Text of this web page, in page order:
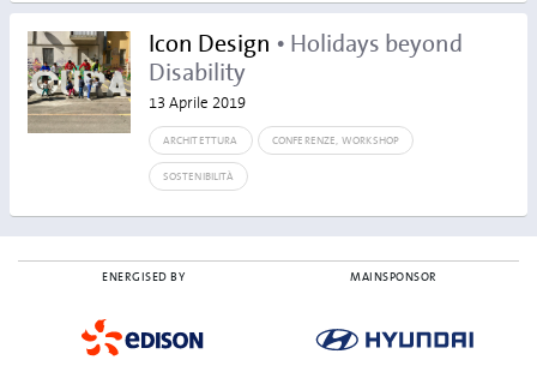
Icon Design • Holidays beyond
Disability
13 Aprile 2019
ARCHITETTURA CONFERENZE, WORKSHOP
SOSTENIBILITÀ
ENERGISED BY MAINSPONSOR